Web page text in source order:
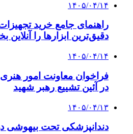
۱۴۰۵/۰۴/۱۴
راهنمای جامع خرید
دقیق‌ترین ابزارها را آنلاین
۱۴۰۵/۰۴/۱۴
فراخوان معاونت امور
در آئین تشییع رهبر شهید
۱۴۰۵/۰۴/۱۳
دندانپزشکی تحت بیهوشی